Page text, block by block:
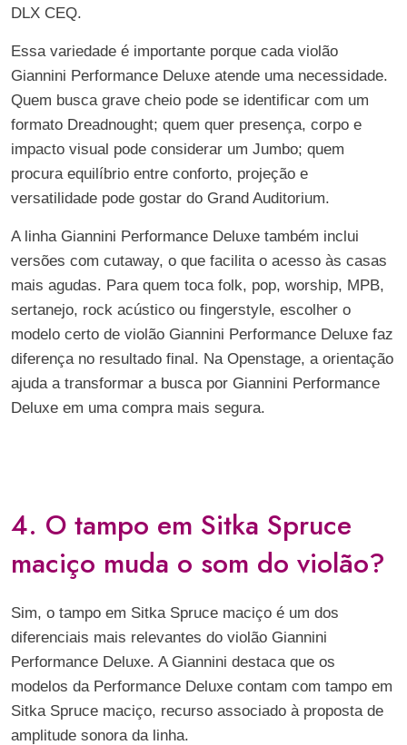
DLX CEQ.
Essa variedade é importante porque cada violão
Giannini Performance Deluxe atende uma necessidade.
Quem busca grave cheio pode se identificar com um
formato Dreadnought; quem quer presença, corpo e
impacto visual pode considerar um Jumbo; quem
procura equilíbrio entre conforto, projeção e
versatilidade pode gostar do Grand Auditorium.
A linha Giannini Performance Deluxe também inclui
versões com cutaway, o que facilita o acesso às casas
mais agudas. Para quem toca folk, pop, worship, MPB,
sertanejo, rock acústico ou fingerstyle, escolher o
modelo certo de violão Giannini Performance Deluxe faz
diferença no resultado final. Na Openstage, a orientação
ajuda a transformar a busca por Giannini Performance
Deluxe em uma compra mais segura.
4. O tampo em Sitka Spruce
maciço muda o som do violão?
Sim, o tampo em Sitka Spruce maciço é um dos
diferenciais mais relevantes do violão Giannini
Performance Deluxe. A Giannini destaca que os
modelos da Performance Deluxe contam com tampo em
Sitka Spruce maciço, recurso associado à proposta de
amplitude sonora da linha.